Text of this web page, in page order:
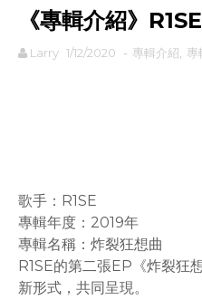
《專輯介紹》
Larry 1/12/2020 - 專輯介紹 專
歌手：R1SE
專輯年度：2019年
專輯名稱：炸裂狂想曲
R1SE的第二張EP《炸裂狂
新形式，共同呈現。